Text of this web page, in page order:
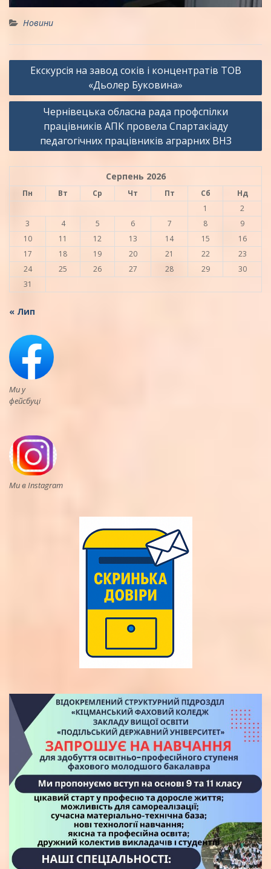
Новини
Навігація
Екскурсія на завод соків і концентратів ТОВ
«Дьолер Буковина»
Чернівецька обласна рада профспілки
працівників АПК провела Спартакіаду
педагогічних працівників аграрних ВНЗ
Серпень 2026
Пн Вт Ср Чт Пт Сб
Нд
1
2
3
4 5 6 7 8
9
10
11 12 13 14 15
16
17
18 19 20 21 22
23
24
25 26 27 28 29
30
31
« Лип
Ми у
фейсбуці
Ми в Instagram